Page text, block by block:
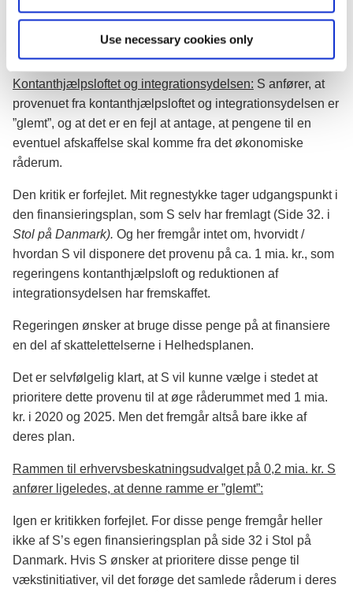
Use necessary cookies only
grund, at de skal findes inden for råderummet? Igen vil det
være rart at få et konkret svar fra S på, hvordan de ellers vil
Kontanthjælpsloftet og integrationsydelsen: S anfører, at
provenuet fra kontanthjælpsloftet og integrationsydelsen er
”glemt”, og at det er en fejl at antage, at pengene til en
eventuel afskaffelse skal komme fra det økonomiske
råderum.
Den kritik er forfejlet. Mit regnestykke tager udgangspunkt i
den finansieringsplan, som S selv har fremlagt (Side 32. i
Stol på Danmark). Og her fremgår intet om, hvorvidt /
hvordan S vil disponere det provenu på ca. 1 mia. kr., som
regeringens kontanthjælpsloft og reduktionen af
integrationsydelsen har fremskaffet.
Regeringen ønsker at bruge disse penge på at finansiere
en del af skattelettelserne i Helhedsplanen.
Det er selvfølgelig klart, at S vil kunne vælge i stedet at
prioritere dette provenu til at øge råderummet med 1 mia.
kr. i 2020 og 2025. Men det fremgår altså bare ikke af
deres plan.
Rammen til erhvervsbeskatningsudvalget på 0,2 mia. kr. S
anfører ligeledes, at denne ramme er ”glemt”:
Igen er kritikken forfejlet. For disse penge fremgår heller
ikke af S’s egen finansieringsplan på side 32 i Stol på
Danmark. Hvis S ønsker at prioritere disse penge til
vækstinitiativer, vil det forøge det samlede råderum i deres